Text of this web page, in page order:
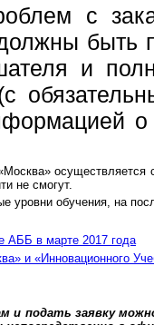
с
быть
и
(с
не смогут.
уровни обучения, на
АББ в марте 2017 года
и «Инновационного
подать заявку